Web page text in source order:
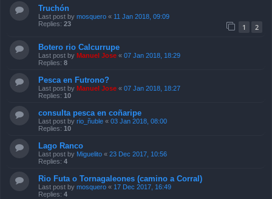
Truchón
Last post by mosquero « 11 Jan 2018, 09:09
Replies: 23 1 2
Botero rio Calcurrupe
Last post by Manuel Jose « 07 Jan 2018, 18:29
Replies: 8
Pesca en Futrono?
Last post by Manuel Jose « 07 Jan 2018, 18:27
Replies: 10
consulta pesca en coñaripe
Last post by rio_ñuble « 03 Jan 2018, 08:00
Replies: 10
Lago Ranco
Last post by Miguelito « 23 Dec 2017, 10:56
Replies: 4
Rio Futa o Tornagaleones (camino a Corral)
Last post by mosquero « 17 Dec 2017, 16:49
Replies: 4